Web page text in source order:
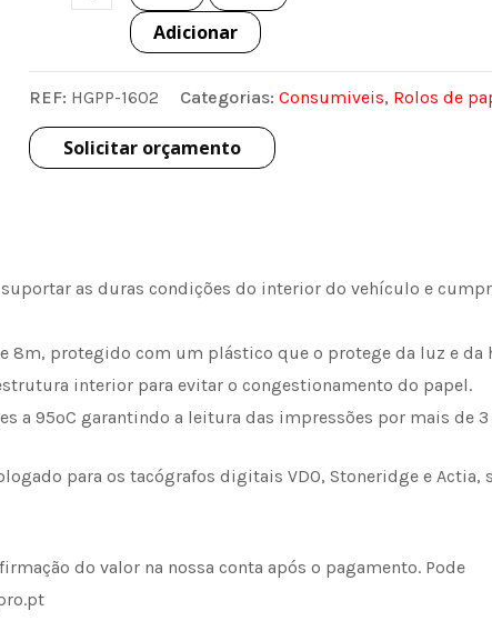
Adicionar
REF: HGPP-1602 Categorias: Consumiveis, Rolos de
Solicitar orçamento
as duras condições do interior do vehículo e
8m, protegido com um plástico que o protege da luz e da
interior para evitar o congestionamento do papel.
a 95ºC garantindo a leitura das impressões por mais de 3
para os tacógrafos digitais VDO, Stoneridge e Actia,
do valor na nossa conta após o pagamento. Pode